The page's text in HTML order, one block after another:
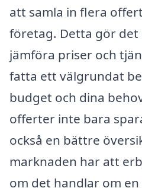
att samla in flera
företag. Detta gör
jämföra priser och
fatta ett välgrundat
budget och dina
offerter inte bara
också en bättre
marknaden har att
om det handlar om